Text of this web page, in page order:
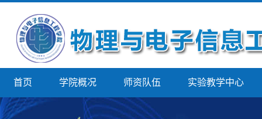
首页 学院概况 师资队伍 实验教学中心